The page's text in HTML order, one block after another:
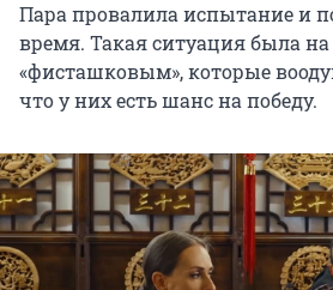
Пара провалила испытание и
время. Такая ситуация была на
«фисташковым», которые
что у них есть шанс на победу.